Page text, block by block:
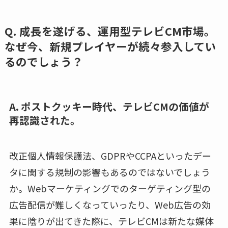
Q. 成長を遂げる、運用型テレビCM市場。
なぜ今、新規プレイヤーが続々参入してい
るのでしょう？
A. ポストクッキー時代、テレビCMの価値が
再認識された。
改正個人情報保護法、GDPRやCCPAといったデー
タに関する規制の影響もあるのではないでしょう
か。Webマーケティングでのターゲティング型の
広告配信が難しくなっていったり、Web広告の効
果に陰りが出てきた際に、テレビCMは新たな媒体